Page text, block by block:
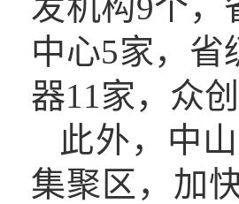
中心5家，省
器11家，众
此外， 中
集聚区， 加